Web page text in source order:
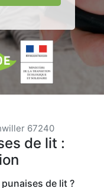
67240
de lit :
de lit ?